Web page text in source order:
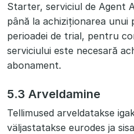
Starter, serviciul de Agent
până la achiziționarea unui
perioadei de trial, pentru
serviciului este necesară
abonament.
5.3 Arveldamine
Tellimused arveldatakse
väljastatakse eurodes ja